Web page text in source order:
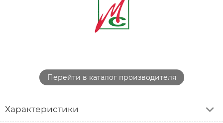
Перейти в каталог производителя
Характеристики